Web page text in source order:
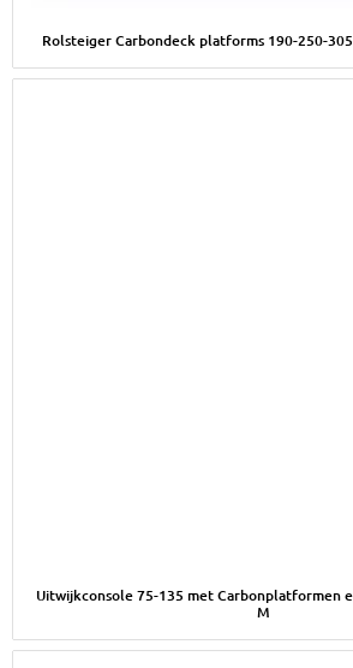
Rolsteiger Carbondeck platforms 190-250-
Uitwijkconsole 75-135 met Carbonplatformen
M